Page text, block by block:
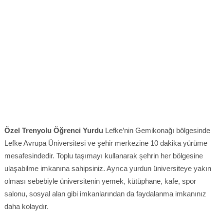
Özel Trenyolu Öğrenci Yurdu Lefke’nin Gemikonağı bölgesinde
Lefke Avrupa Üniversitesi ve şehir merkezine 10 dakika yürüme
mesafesindedir. Toplu taşımayı kullanarak şehrin her bölgesine
ulaşabilme imkanına sahipsiniz. Ayrıca yurdun üniversiteye yakın
olması sebebiyle üniversitenin yemek, kütüphane, kafe, spor
salonu, sosyal alan gibi imkanlarından da faydalanma imkanınız
daha kolaydır.